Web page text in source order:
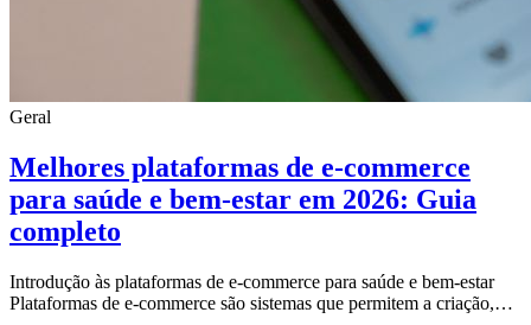
Geral
Melhores plataformas de e-commerce
para saúde e bem-estar em 2026: Guia
completo
Introdução às plataformas de e-commerce para saúde e bem-estar
Plataformas de e-commerce são sistemas que permitem a criação,